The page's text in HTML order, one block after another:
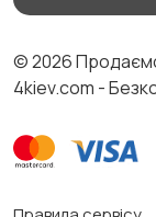
© 2026
4kiev.com -